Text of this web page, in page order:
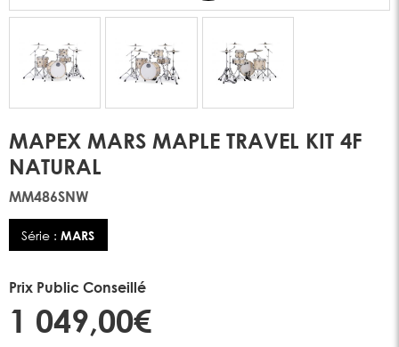
MAPEX MARS MAPLE TRAVEL KIT 4F
NATURAL
MM486SNW
Série :MARS
Prix Public Conseillé
1 049,00€